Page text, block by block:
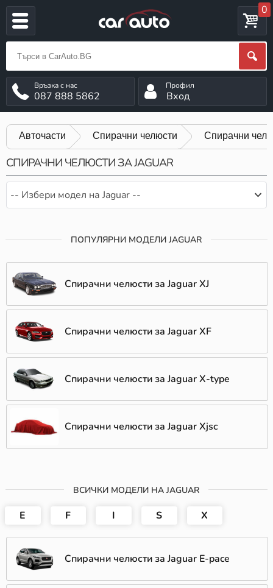
0
087 888 5862 Вход
Авточасти Спирачни челюсти Спирачни
СПИРАЧНИ ЧЕЛЮСТИ ЗА JAGUAR
-- Избери модел на Jaguar --
ПОПУЛЯРНИ МОДЕЛИ JAGUAR
Спирачни челюсти за Jaguar XJ
Спирачни челюсти за Jaguar XF
Спирачни челюсти за Jaguar X-type
Спирачни челюсти за Jaguar Xjsc
ВСИЧКИ МОДЕЛИ НА JAGUAR
E F I S X
Спирачни челюсти за Jaguar E-pace